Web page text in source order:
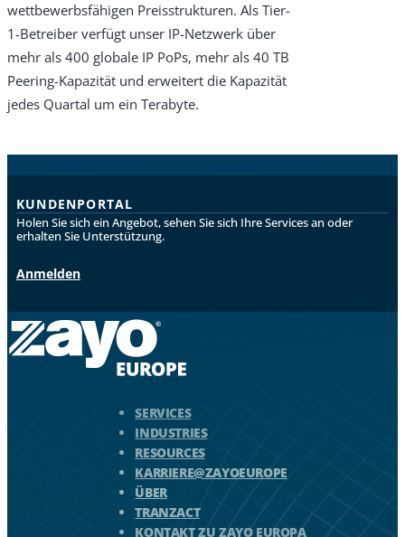
wettbewerbsfähigen Preisstrukturen. Als Tier-
1-Betreiber verfügt unser IP-Netzwerk über
mehr als 400 globale IP PoPs, mehr als 40 TB
Peering-Kapazität und erweitert die Kapazität
jedes Quartal um ein Terabyte.
KUNDENPORTAL
Holen Sie sich ein Angebot, sehen Sie sich Ihre Services an oder
erhalten Sie Unterstützung.
Anmelden
SERVICES
INDUSTRIES
RESOURCES
KARRIERE@ZAYOEUROPE
ÜBER
TRANZACT
KONTAKT ZU ZAYO EUROPA